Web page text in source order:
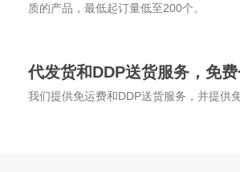
质的产品，最低起订量低至200个。
代发货和DDP送货服务，免
我们提供免运费和DDP送货服务，并提供